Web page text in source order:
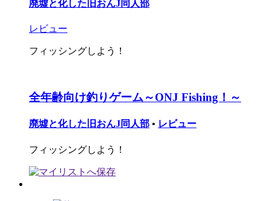
廃墟と化した旧おんJ同人部
レビュー
フィッシングしよう！
全年齢向け釣りゲーム～ONJ Fishing！～
廃墟と化した旧おんJ同人部 • レビュー
フィッシングしよう！